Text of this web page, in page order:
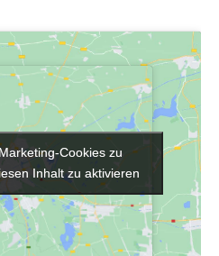
Cookies zu
Inhalt zu aktivieren
Cookies zu
Inhalt zu aktivieren